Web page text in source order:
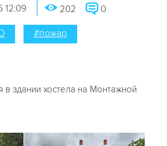
12:09 202 0
#пожар
в здании хостела на Монтажной